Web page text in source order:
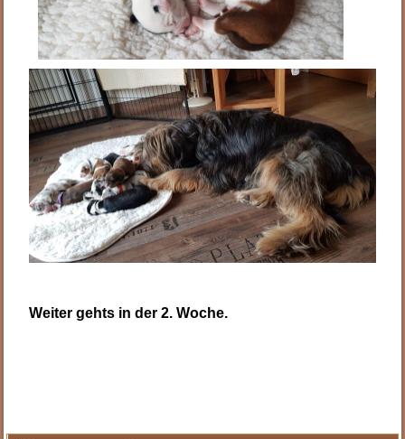
Weiter gehts in der 2. Woche.